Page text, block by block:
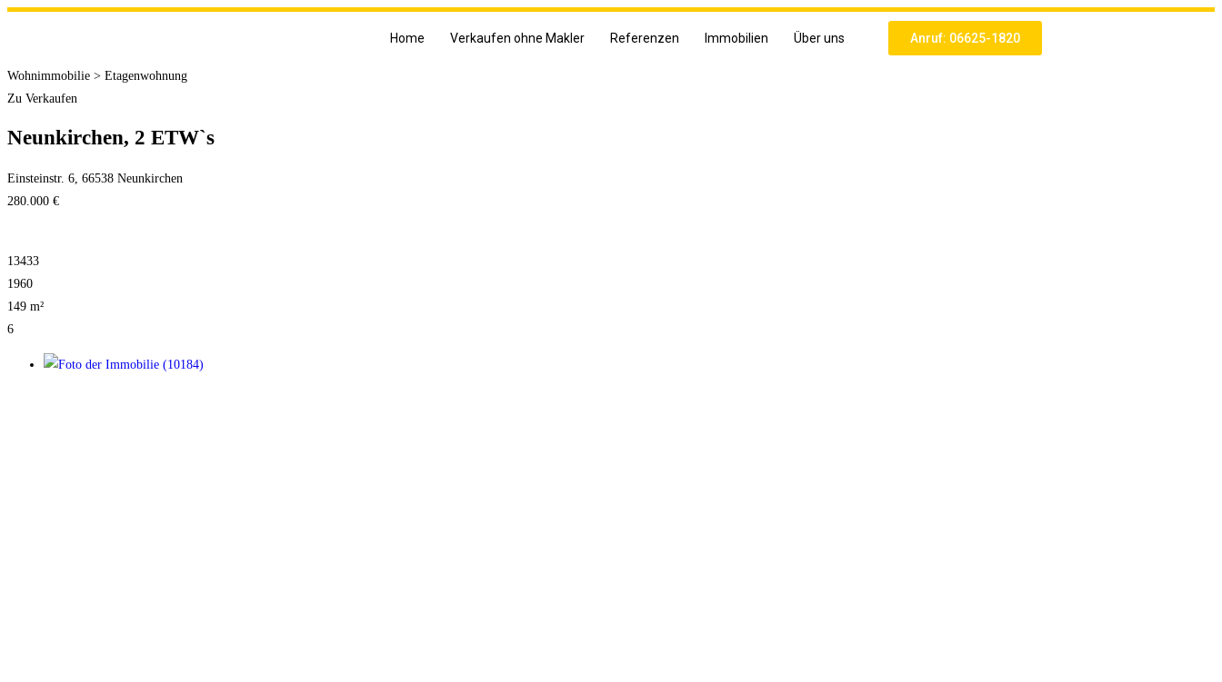
Home Verkaufen ohne Makler Referenzen Immobilien Über uns Anruf: 06625-1820
Wohnimmobilie > Etagenwohnung
Zu Verkaufen
Neunkirchen, 2 ETW`s
Einsteinstr. 6, 66538 Neunkirchen
280.000 €
13433
1960
149 m²
6